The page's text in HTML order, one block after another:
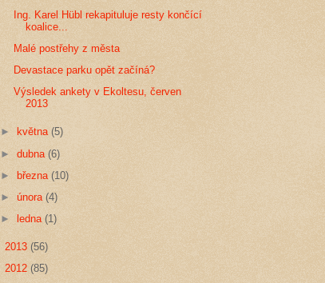
Ing. Karel Hübl rekapituluje resty končící
koalice...
Malé postřehy z města
Devastace parku opět začíná?
Výsledek ankety v Ekoltesu, červen
2013
► května (5)
►dubna(6)
►
března(10)
►února(4)
►
ledna(1)
2013 (56)
2012 (85)